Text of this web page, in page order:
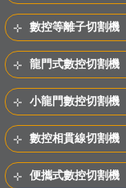
數控等離子切割機
龍門式數控切割機
小龍門數控切割機
數控相貫線切割機
便攜式數控切割機